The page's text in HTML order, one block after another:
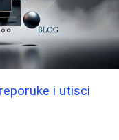
i utisci